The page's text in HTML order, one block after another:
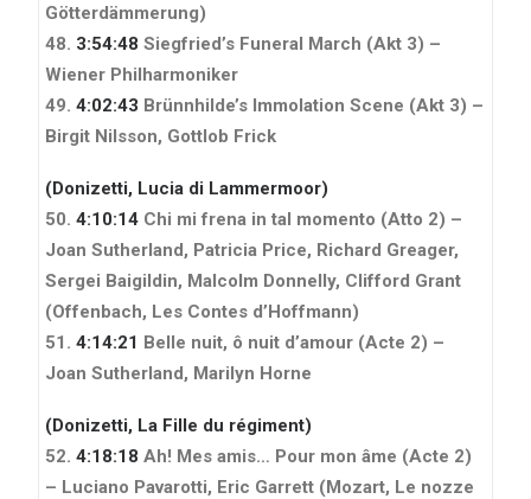
Götterdämmerung)
48. 3:54:48 Siegfried’s Funeral March (Akt 3) –
Wiener Philharmoniker
49. 4:02:43 Brünnhilde’s Immolation Scene (Akt 3) –
Birgit Nilsson, Gottlob Frick
(Donizetti, Lucia di Lammermoor)
50. 4:10:14 Chi mi frena in tal momento (Atto 2) –
Joan Sutherland, Patricia Price, Richard Greager,
Sergei Baigildin, Malcolm Donnelly, Clifford Grant
(Offenbach, Les Contes d’Hoffmann)
51. 4:14:21 Belle nuit, ô nuit d’amour (Acte 2) –
Joan Sutherland, Marilyn Horne
(Donizetti, La Fille du régiment)
52. 4:18:18 Ah! Mes amis… Pour mon âme (Acte 2)
– Luciano Pavarotti, Eric Garrett (Mozart, Le nozze